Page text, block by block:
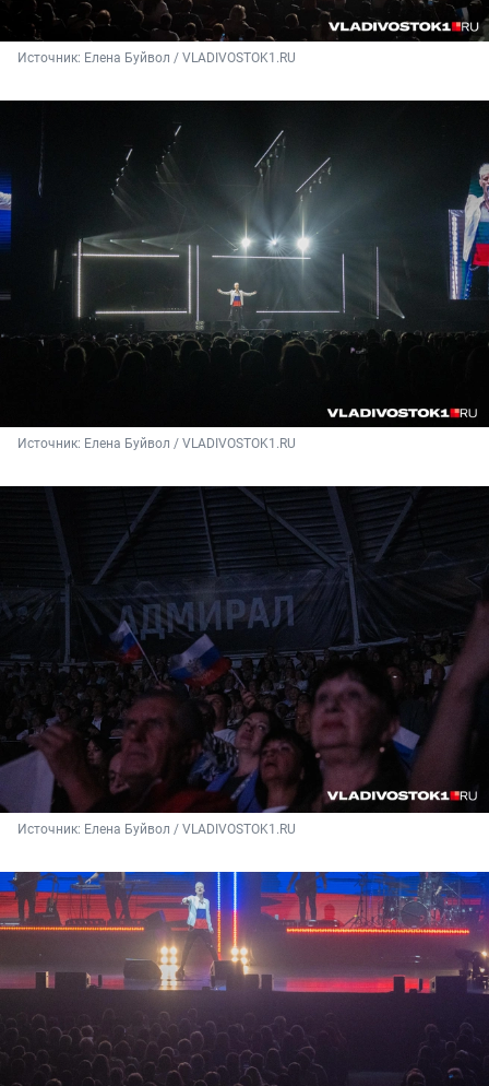
Источник: Елена Буйвол / VLADIVOSTOK1.RU
Источник: Елена Буйвол / VLADIVOSTOK1.RU
Источник: Елена Буйвол / VLADIVOSTOK1.RU